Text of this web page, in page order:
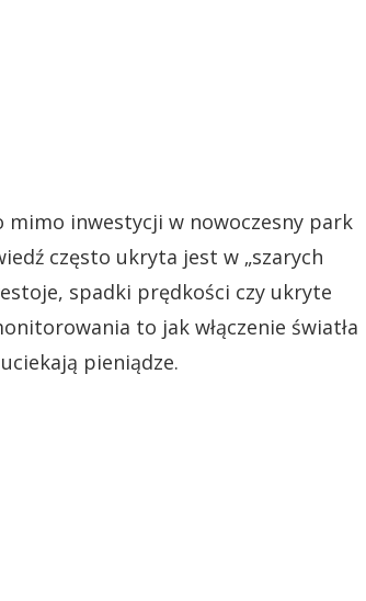
mimo inwestycji w nowoczesny park
często ukryta jest w „szarych
spadki prędkości czy ukryte
to jak włączenie światła
pieniądze.